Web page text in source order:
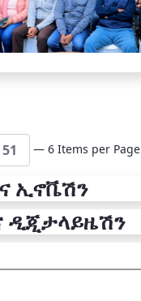
— 6 Items per Page
ኢኖቬሽን
ዲጂታላይዜሽን